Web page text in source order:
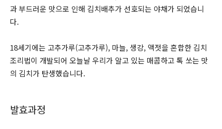
과 부드러운 맛으로 인해 김치배추가 선호되는 야채가 되었습니
다.
18세기에는 고추가루(고추가루), 마늘, 생강, 액젓을 혼합한 김치
조리법이 개발되어 오늘날 우리가 알고 있는 매콤하고 톡 쏘는 맛
의 김치가 탄생했습니다.
발효과정